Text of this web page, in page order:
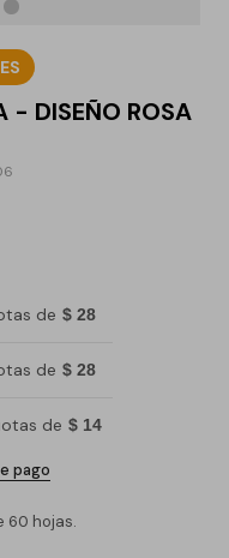
- DISEÑO ROSA
de $ 28
de $ 28
de $ 14
pago
60 hojas.